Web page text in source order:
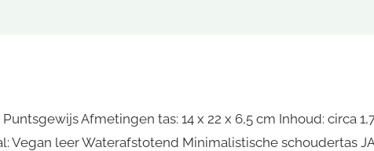
Afmetingen tas: 14 x 22 x 6,5 cm Inhoud: circa
Vegan leer Waterafstotend Minimalistische schoudertas